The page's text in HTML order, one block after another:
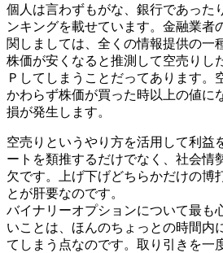
個人は言わずもがな、銀行であった
ンキングを載せています。金融業者
関しましては、全くの情報提供の一
株価が安くなると推測して空売りし
Ｐしてしまうことだってあります。
かわらず株価が買った時以上の値に
損が発生します。
空売りというやり方を活用して利益
ートを類推するだけでなく、社会情
欠です。上げ下げどちらかだけの博
とが肝要なのです。
バイナリーオプションについて最も
いことは、ほんのちょっとの時間内
てしまう点なのです。取り引きを一